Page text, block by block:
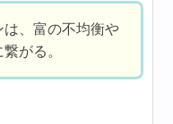
、富の不均衡や
がる。